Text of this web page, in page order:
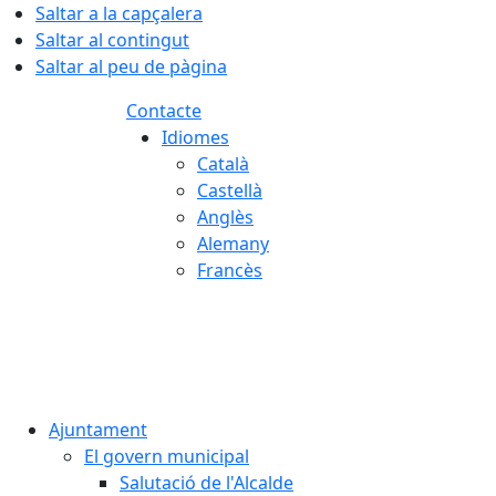
Saltar a la capçalera
Saltar al contingut
Saltar al peu de pàgina
Contacte
Idiomes
Català
Castellà
Anglès
Alemany
Francès
Ajuntament
El govern municipal
Salutació de l'Alcalde